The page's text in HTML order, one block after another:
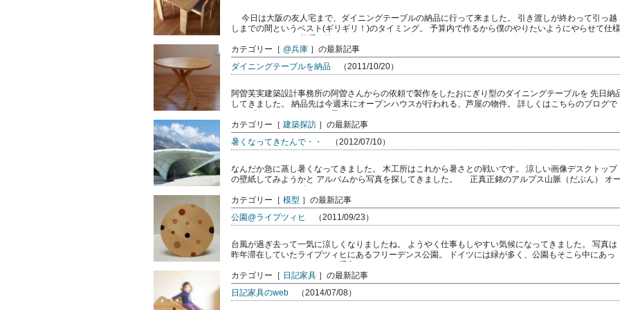
今日は大阪の友人宅まで、ダイニングテーブルの納品に行って来ました。 引き渡しが終わって引っ越
しまでの間というベスト(ギリギリ！)のタイミング。 予算内で作るから僕のやりたいようにやらせて仕様
カテゴリー［ @兵庫 ］の最新記事
ダイニングテーブルを納品 （2011/10/20）
阿曽芙実建築設計事務所の阿曽さんからの依頼で製作をしたおにぎり型のダイニングテーブルを 先日納
してきました。 納品先は今週末にオープンハウスが行われる、芦屋の物件。 詳しくはこちらのブログで
カテゴリー［ 建築探訪 ］の最新記事
暑くなってきたんで・・
（2012/07/10）
なんだか急に蒸し暑くなってきました。 木工所はこれから暑さとの戦いです。 涼しい画像デスクトップ
の壁紙してみようかと アルバムから写真を探してきました。 正真正銘のアルプス山脈（だぶん） オー
カテゴリー［ 模型 ］の最新記事
公園@ライプツィヒ
（2011/09/23）
台風が過ぎ去って一気に涼しくなりましたね。 ようやく仕事もしやすい気候になってきました。 写真は
昨年滞在していたライプツィヒにあるフリーデンス公園。 ドイツには緑が多く、公園もそこら中にあっ
カテゴリー［ 日記家具 ］の最新記事
日記家具のweb （2014/07/08）